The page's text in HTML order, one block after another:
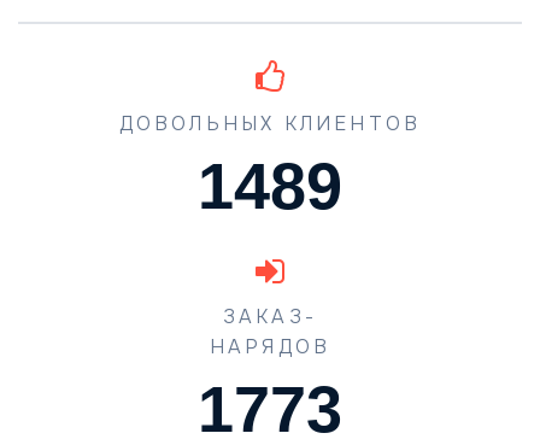
ДОВОЛЬНЫХ КЛИЕНТОВ
1489
ЗАКАЗ-
НАРЯДОВ
1773